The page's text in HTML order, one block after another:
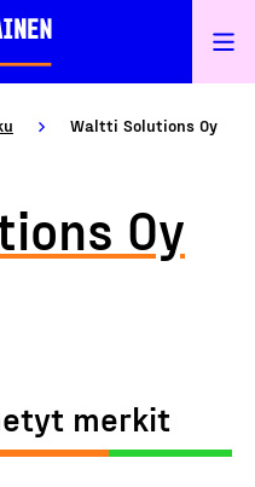
Waltti Solutions Oy
Oy
merkit